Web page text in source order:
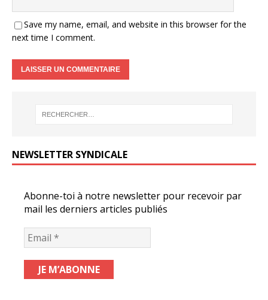
Save my name, email, and website in this browser for the
next time I comment.
NEWSLETTER SYNDICALE
Abonne-toi à notre newsletter pour recevoir par
mail les derniers articles publiés